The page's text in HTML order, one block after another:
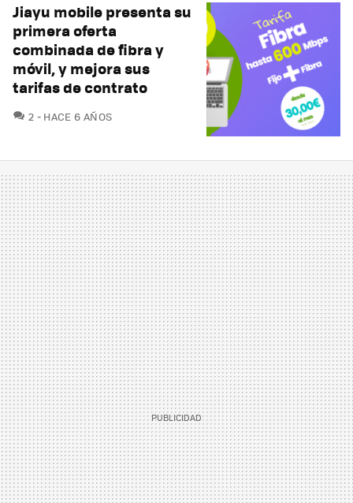
Jiayu mobile presenta su
primera oferta
combinada de fibra y
móvil, y mejora sus
tarifas de contrato
2 COMENTARIOS
HACE 6 AÑOS